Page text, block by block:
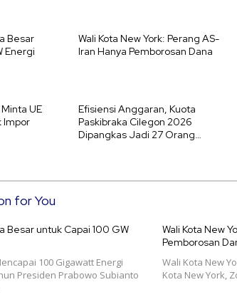
Besar
Energi
Wali Kota New York: Perang AS-
Iran Hanya Pemborosan Dana
UE
Impor
Efisiensi Anggaran, Kuota
Paskibraka Cilegon 2026
Dipangkas Jadi 27 Orang
for You
Besar untuk Capai 100 GW
100 Gigawatt Energi
Presiden Prabowo Subianto
Wali Kota New
Pemborosan
Wali Kota New
Kota New York,